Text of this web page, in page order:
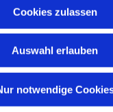
Cookies zulassen
Auswahl erlauben
notwendige
- 33098 Paderborn
5002-33